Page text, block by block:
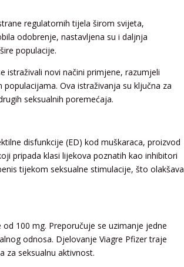
regulatornih tijela širom svijeta,
odobrenje, nastavljena su i daljnja
populacije.
istraživali novi načini primjene, razumjeli
Ova istraživanja su ključna za
seksualnih poremećaja.
disfunkcije (ED) kod muškaraca, proizvod
pripada klasi lijekova poznatih kao inhibitori
tijekom seksualne stimulacije, što olakšava
100 mg. Preporučuje se uzimanje jedne
odnosa. Djelovanje Viagre Pfizer traje
za seksualnu aktivnost.